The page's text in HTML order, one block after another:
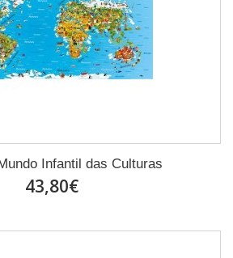
Infantil das Culturas
43,80€